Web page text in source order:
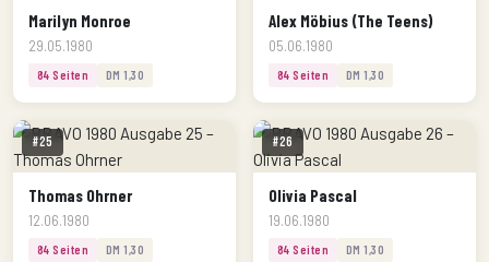
Marilyn Monroe
29.05.1980
84 Seiten DM 1,30
Alex Möbius (The Teens)
05.06.1980
84 Seiten DM 1,30
#25
Thomas Ohrner
12.06.1980
84 Seiten DM 1,30
#26
Olivia Pascal
19.06.1980
84 Seiten DM 1,30